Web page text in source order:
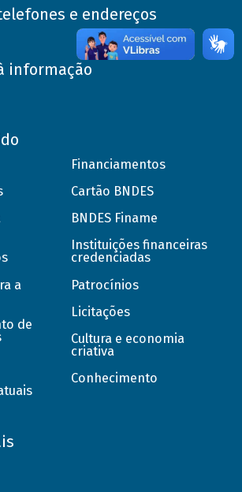
e endereços
informação
a
de
Financiamentos
Cartão BNDES
BNDES Finame
Instituições financeiras
credenciadas
Patrocínios
Licitações
Cultura e economia
criativa
Conhecimento